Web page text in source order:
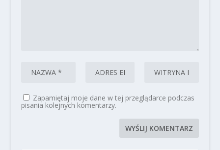
Zapamiętaj moje dane w tej przeglądarce podczas
pisania kolejnych komentarzy.